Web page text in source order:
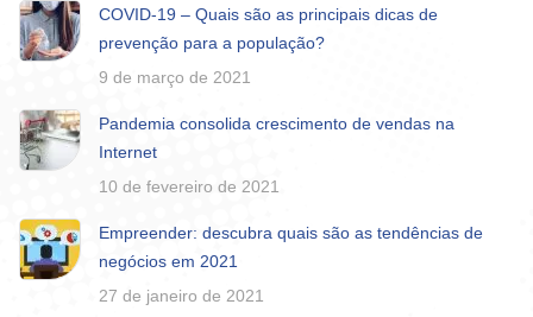
COVID-19 – Quais são as principais dicas de
prevenção para a população?
9 de março de 2021
Pandemia consolida crescimento de vendas na
Internet
10 de fevereiro de 2021
Empreender: descubra quais são as tendências de
negócios em 2021
27 de janeiro de 2021